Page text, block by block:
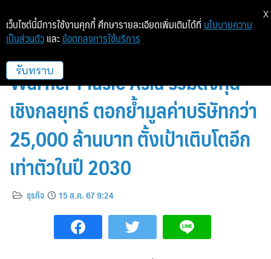
GMM Music แรงไม่หยุด ปิดดีล
Warner Music Asia ร่วมลงทุน
เชิงกลยุทธ์ ตอกย้ำมูลค่าบริษัทกว่า
25,000 ล้านบาท ตั้งเป้าเติบโตอีก
เท่าตัวในปี 2030
ธุรกิจ 15 ส.ค. 67 9:24
เว็บไซต์นี้มีการใช้งานคุกกี้ ศึกษารายละเอียดเพิ่มเติมได้ที่ นโยบายความ
เป็นส่วนตัว และ ข้อตกลงการใช้บริการ
รับทราบ
X